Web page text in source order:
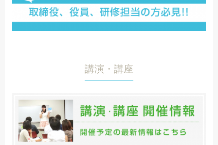
講演・講座